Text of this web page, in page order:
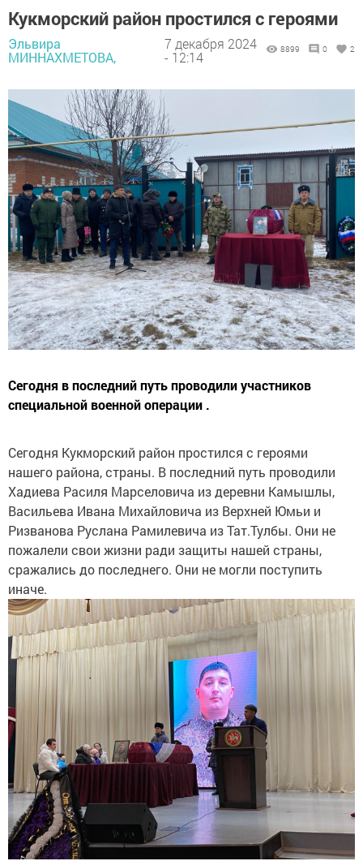
Кукморский район простился с героями
Эльвира
МИННАХМЕТОВА,
7 декабря 2024
- 12:14
8899 0 2
Сегодня в последний путь проводили участников
специальной военной операции .
Сегодня Кукморский район простился с героями
нашего района, страны. В последний путь проводили
Хадиева Расиля Марселовича из деревни Камышлы,
Васильева Ивана Михайловича из Верхней Юмьи и
Ризванова Руслана Рамилевича из Тат.Тулбы. Они не
пожалели свои жизни ради защиты нашей страны,
сражались до последнего. Они не могли поступить
иначе.